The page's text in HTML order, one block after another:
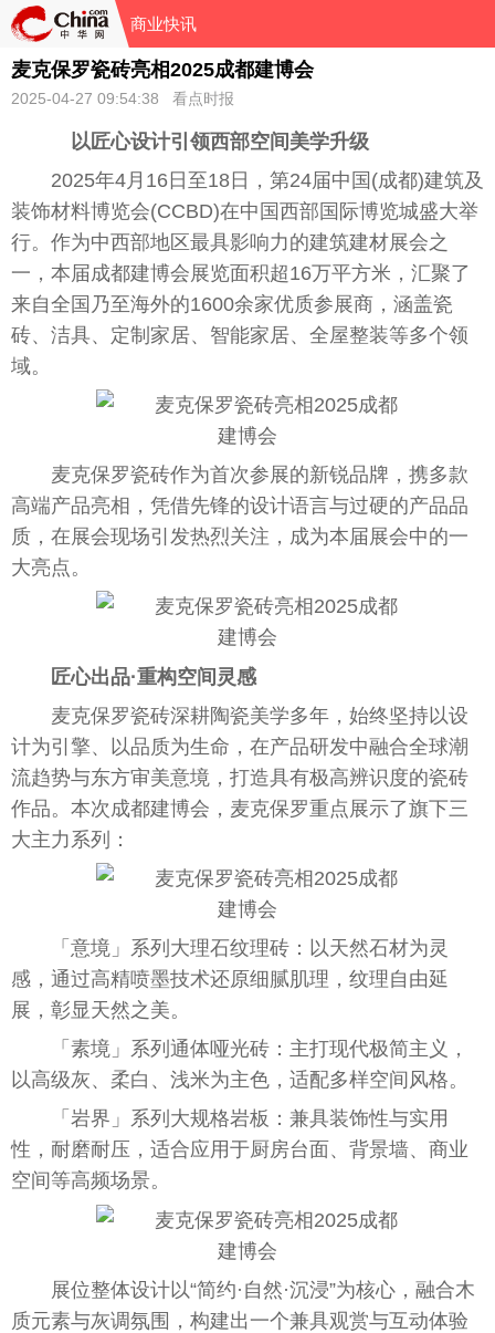
商业快讯
麦克保罗瓷砖亮相2025成都建博会
2025-04-27 09:54:38 看点时报
以匠心设计引领西部空间美学升级
2025年4月16日至18日，第24届中国(成都)建筑及
装饰材料博览会(CCBD)在中国西部国际博览城盛大举
行。作为中西部地区最具影响力的建筑建材展会之
一，本届成都建博会展览面积超16万平方米，汇聚了
来自全国乃至海外的1600余家优质参展商，涵盖瓷
砖、洁具、定制家居、智能家居、全屋整装等多个领
域。
麦克保罗瓷砖作为首次参展的新锐品牌，携多款
高端产品亮相，凭借先锋的设计语言与过硬的产品品
质，在展会现场引发热烈关注，成为本届展会中的一
大亮点。
匠心出品·重构空间灵感
麦克保罗瓷砖深耕陶瓷美学多年，始终坚持以设
计为引擎、以品质为生命，在产品研发中融合全球潮
流趋势与东方审美意境，打造具有极高辨识度的瓷砖
作品。本次成都建博会，麦克保罗重点展示了旗下三
大主力系列：
「意境」系列大理石纹理砖：以天然石材为灵
感，通过高精喷墨技术还原细腻肌理，纹理自由延
展，彰显天然之美。
「素境」系列通体哑光砖：主打现代极简主义，
以高级灰、柔白、浅米为主色，适配多样空间风格。
「岩界」系列大规格岩板：兼具装饰性与实用
性，耐磨耐压，适合应用于厨房台面、背景墙、商业
空间等高频场景。
展位整体设计以“简约·自然·沉浸”为核心，融合木
质元素与灰调氛围，构建出一个兼具观赏与互动体验